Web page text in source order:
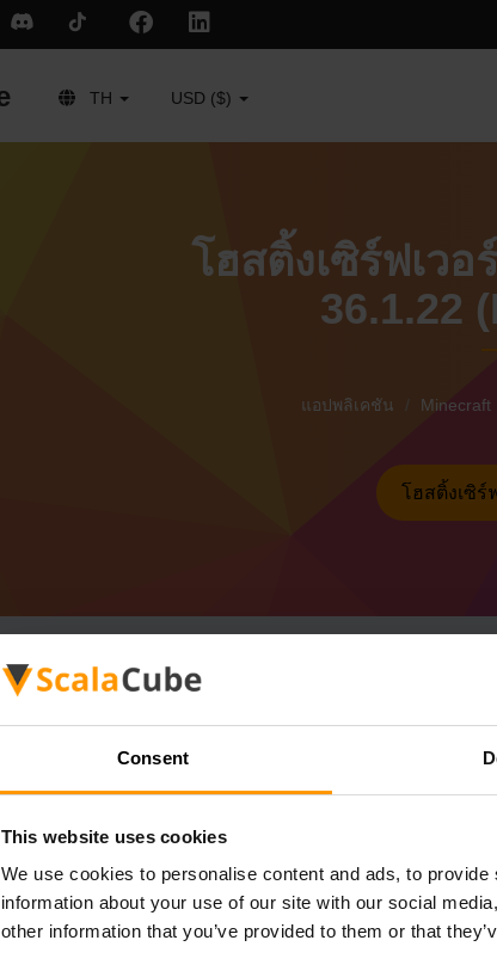
Consent
This website uses cookies
We use cookies to personalise content and ads, to
information about your use of our site with our social
other information that you’ve provided to them or that
TH USD ($)
โฮสติ้งเซิร์ฟเว
36.1.22
แอปพลิเคชัน Minecraft
โฮสติ้งเซิร์
วิธี
คุณ
สนุก